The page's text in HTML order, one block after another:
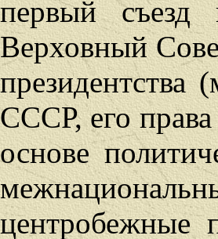
первый съезд
Верховный
президентства
СССР, его
основе
центробежные